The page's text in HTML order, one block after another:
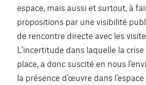
espace, mais aussi et surtout, à
propositions par une visibilité
de rencontre directe avec les
L’incertitude dans laquelle la
place, a donc suscité en nous
la présence d’œuvre dans